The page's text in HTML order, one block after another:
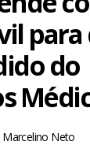
para
do
Marcelino Neto